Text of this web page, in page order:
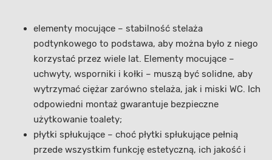
elementy mocujące – stabilność stelaża
podtynkowego to podstawa, aby można było z niego
korzystać przez wiele lat. Elementy mocujące –
uchwyty, wsporniki i kołki – muszą być solidne, aby
wytrzymać ciężar zarówno stelaża, jak i miski WC. Ich
odpowiedni montaż gwarantuje bezpieczne
użytkowanie toalety;
płytki spłukujące – choć płytki spłukujące pełnią
przede wszystkim funkcję estetyczną, ich jakość i